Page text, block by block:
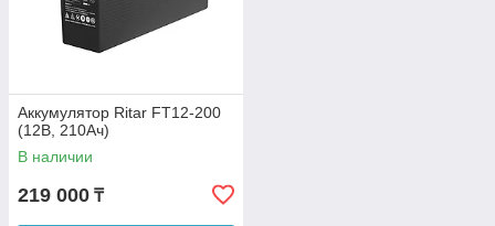
Аккумулятор Ritar FT12-200
(12В, 210Ач)
В наличии
219 000 ₸